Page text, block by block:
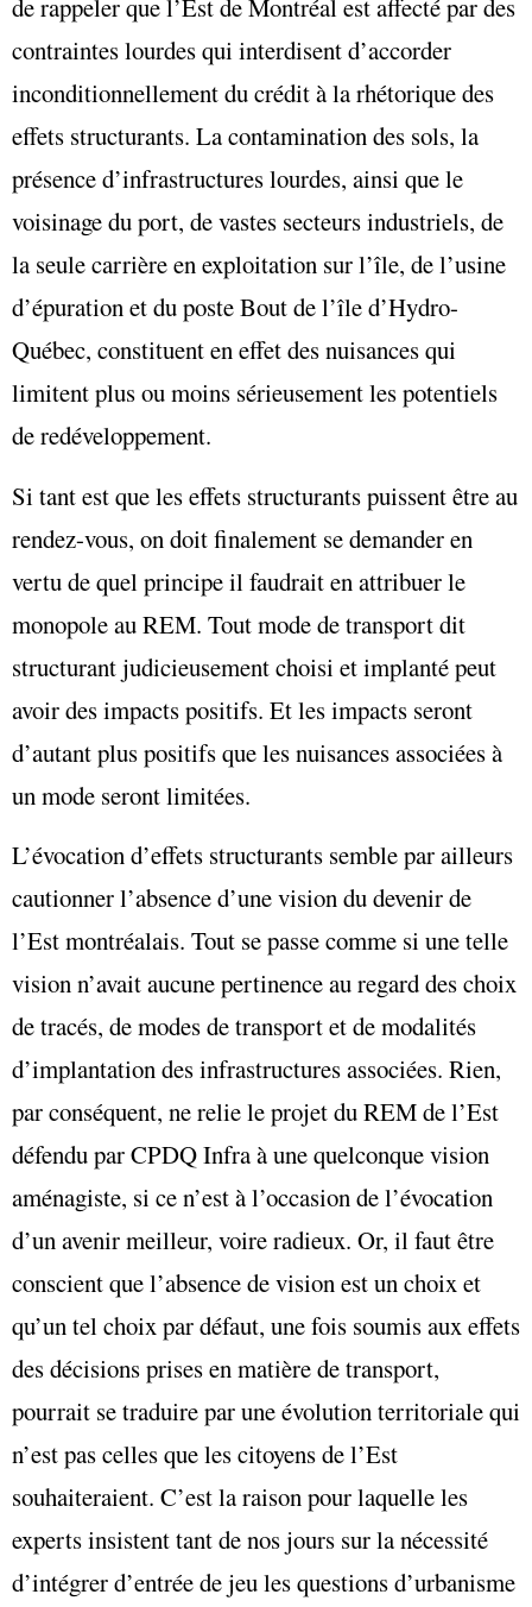
de rappeler que l’Est de Montréal est affecté par des
contraintes lourdes qui interdisent d’accorder
inconditionnellement du crédit à la rhétorique des
effets structurants. La contamination des sols, la
présence d’infrastructures lourdes, ainsi que le
voisinage du port, de vastes secteurs industriels, de
la seule carrière en exploitation sur l’île, de l’usine
d’épuration et du poste Bout de l’île d’Hydro-
Québec, constituent en effet des nuisances qui
limitent plus ou moins sérieusement les potentiels
de redéveloppement.
Si tant est que les effets structurants puissent être au
rendez-vous, on doit finalement se demander en
vertu de quel principe il faudrait en attribuer le
monopole au REM. Tout mode de transport dit
structurant judicieusement choisi et implanté peut
avoir des impacts positifs. Et les impacts seront
d’autant plus positifs que les nuisances associées à
un mode seront limitées.
L’évocation d’effets structurants semble par ailleurs
cautionner l’absence d’une vision du devenir de
l’Est montréalais. Tout se passe comme si une telle
vision n’avait aucune pertinence au regard des choix
de tracés, de modes de transport et de modalités
d’implantation des infrastructures associées. Rien,
par conséquent, ne relie le projet du REM de l’Est
défendu par CPDQ Infra à une quelconque vision
aménagiste, si ce n’est à l’occasion de l’évocation
d’un avenir meilleur, voire radieux. Or, il faut être
conscient que l’absence de vision est un choix et
qu’un tel choix par défaut, une fois soumis aux effets
des décisions prises en matière de transport,
pourrait se traduire par une évolution territoriale qui
n’est pas celles que les citoyens de l’Est
souhaiteraient. C’est la raison pour laquelle les
experts insistent tant de nos jours sur la nécessité
d’intégrer d’entrée de jeu les questions d’urbanisme